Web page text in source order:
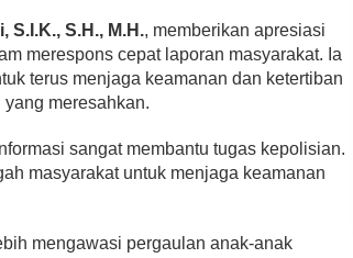
S.I.K., S.H., M.H., memberikan apresiasi
merespons cepat laporan masyarakat. Ia
terus menjaga keamanan dan ketertiban
meresahkan.
sangat membantu tugas kepolisian.
masyarakat untuk menjaga keamanan
mengawasi pergaulan anak-anak